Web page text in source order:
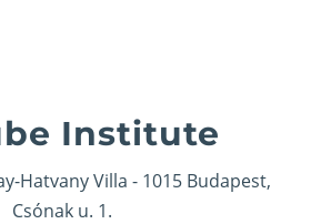
Institute
Hatvany Villa - 1015 Budapest,
Csónak u. 1.